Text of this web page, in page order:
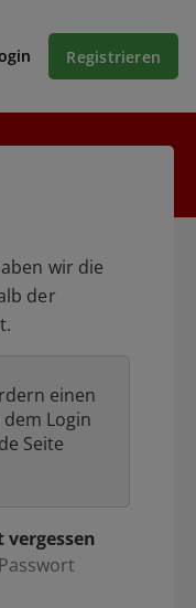
Registrieren
wir die
der
einen
Login
Seite